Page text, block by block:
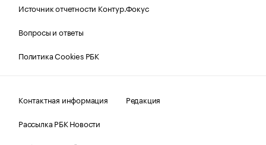
Источник отчетности Контур.Фокус
Вопросы и ответы
Политика Cookies РБК
Контактная информация
Редакция
Рассылка РБК Новости